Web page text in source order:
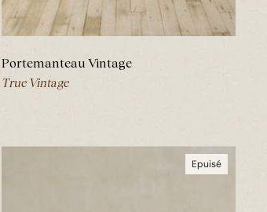
Portemanteau Vintage
True Vintage
Epuisé